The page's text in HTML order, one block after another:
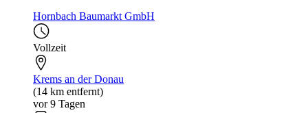
Hornbach Baumarkt GmbH
Vollzeit
Krems an der Donau
(14 km entfernt)
vor 9 Tagen